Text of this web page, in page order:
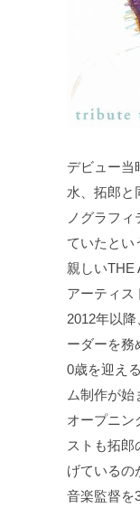
デビュー当
水、拓郎と
ノグラフ
ていたとい
親しいTHE
アーティス
2012年以
ーダーを務
0歳を迎え
ム制作が始
オープニン
ストも拓郎
げているの
音楽監督を